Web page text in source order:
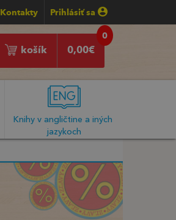
Kontakty Prihlásiť sa
0
0,00€
košík
Knihy v angličtine a iných
jazykoch